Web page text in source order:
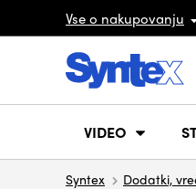
Vse o nakupovanju
VIDEO
Syntex Dodatki,